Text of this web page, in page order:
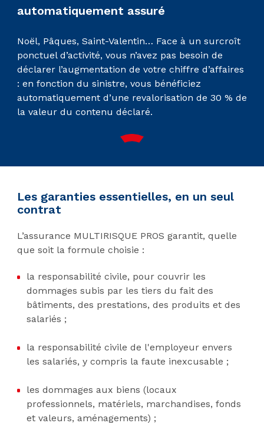
automatiquement assuré
Noël, Pâques, Saint-Valentin… Face à un surcroît
ponctuel d’activité, vous n’avez pas besoin de
déclarer l’augmentation de votre chiffre d’affaires
: en fonction du sinistre, vous bénéficiez
automatiquement d’une revalorisation de 30 % de
la valeur du contenu déclaré.
Les garanties essentielles, en un seul
contrat
L’assurance MULTIRISQUE PROS garantit, quelle
que soit la formule choisie :
la responsabilité civile, pour couvrir les
dommages subis par les tiers du fait des
bâtiments, des prestations, des produits et des
salariés ;
la responsabilité civile de l'employeur envers
les salariés, y compris la faute inexcusable ;
les dommages aux biens (locaux
professionnels, matériels, marchandises, fonds
et valeurs, aménagements) ;